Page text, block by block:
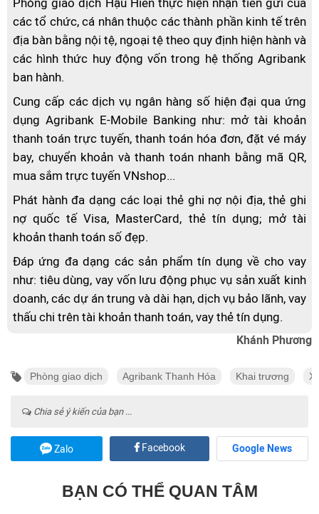
các tổ chức, cá nhân thuộc các thành phần kinh tế trên
địa bàn bằng nội tệ, ngoại tệ theo quy định hiện hành và
các hình thức huy động vốn trong hệ thống Agribank
ban hành.
Cung cấp các dịch vụ ngân hàng số hiện đại qua ứng
dụng Agribank E-Mobile Banking như: mở tài khoản
thanh toán trực tuyến, thanh toán hóa đơn, đặt vé máy
bay, chuyển khoản và thanh toán nhanh bằng mã QR,
mua sắm trực tuyến VNshop...
Phát hành đa dạng các loại thẻ ghi nợ nội địa, thẻ ghi
nợ quốc tế Visa, MasterCard, thẻ tín dụng; mở tài
khoản thanh toán số đẹp.
Đáp ứng đa dạng các sản phẩm tín dụng về cho vay
như: tiêu dùng, vay vốn lưu động phục vụ sản xuất kinh
doanh, các dự án trung và dài hạn, dịch vụ bảo lãnh, vay
thấu chi trên tài khoản thanh toán, vay thẻ tín dụng.
Khánh Phương
Phòng giao dịch Agribank Thanh Hóa Khai trương
Chia sẻ ý kiến của bạn ...
Zalo Facebook Google News
BẠN CÓ THỂ QUAN TÂM